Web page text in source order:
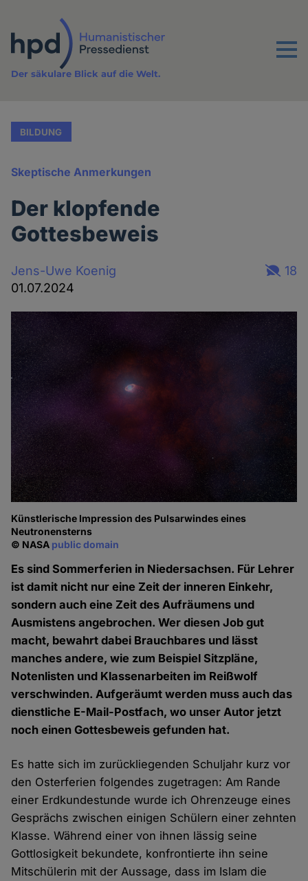
Inhalt
Menu
Der säkulare Blick auf die Welt.
BILDUNG
Skeptische Anmerkungen
Der klopfende
Gottesbeweis
Jens-Uwe Koenig
01.07.2024
18
Künstlerische Impression des Pulsarwindes eines
Neutronensterns
© NASA public domain
Es sind Sommerferien in Niedersachsen. Für Lehrer
ist damit nicht nur eine Zeit der inneren Einkehr,
sondern auch eine Zeit des Aufräumens und
Ausmistens angebrochen. Wer diesen Job gut
macht, bewahrt dabei Brauchbares und lässt
manches andere, wie zum Beispiel Sitzpläne,
Notenlisten und Klassenarbeiten im Reißwolf
verschwinden. Aufgeräumt werden muss auch das
dienstliche E-Mail-Postfach, wo unser Autor jetzt
noch einen Gottesbeweis gefunden hat.
Es hatte sich im zurückliegenden Schuljahr kurz vor
den Osterferien folgendes zugetragen: Am Rande
einer Erdkundestunde wurde ich Ohrenzeuge eines
Gesprächs zwischen einigen Schülern einer zehnten
Klasse. Während einer von ihnen lässig seine
Gottlosigkeit bekundete, konfrontierte ihn seine
Mitschülerin mit der Aussage, dass im Islam die